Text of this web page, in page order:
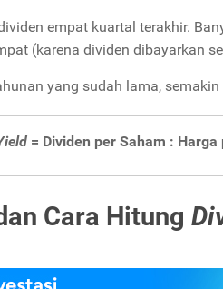
empat kuartal terakhir.
(karena dividen dibayarkan
yang sudah lama,
= Dividen per Saham : Harga
Cara Hitung